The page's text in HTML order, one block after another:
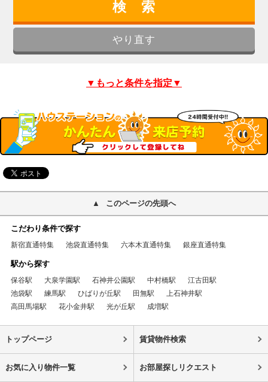
▼もっと条件を指定▼
このページの先頭へ
こだわり条件で探す
新宿直通特集 池袋直通特集 六本木直通特集 銀座直通特集
駅から探す
保谷駅 大泉学園駅 石神井公園駅 中村橋駅
江古田駅
池袋駅
練馬駅 ひばりが丘駅 田無駅
上石神井駅
高田馬場駅
花小金井駅 光が丘駅 成増駅
トップページ 賃貸物件検索
お気に入り物件一覧 お部屋探しリクエスト